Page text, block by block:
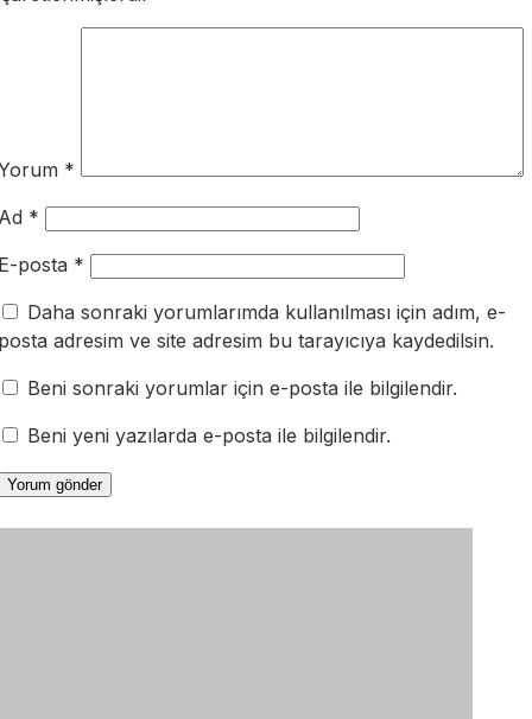
*
*
posta *
Daha sonraki yorumlarımda kullanılması için adım, e-
adresim ve site adresim bu tarayıcıya kaydedilsin.
Beni sonraki yorumlar için e-posta ile bilgilendir.
Beni yeni yazılarda e-posta ile bilgilendir.